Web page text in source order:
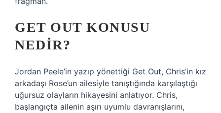
GET OUT KONUSU
NEDIR?
Jordan Peele’in yazıp yönettiği Get Out, Chris’in kız
arkadaşı Rose’un ailesiyle tanıştığında karşılaştığı
uğursuz olayların hikayesini anlatıyor. Chris,
başlangıçta ailenin aşırı uyumlu davranışlarını,